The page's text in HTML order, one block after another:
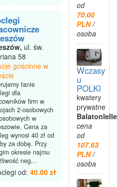
ul. św.
58
gościnne w
tanie
dla
firm w
2-osobowych
w
Cena za
wynosi 40 zł od
za dobę. Przy
okresie najmu
neg...
od: 40.00 zł
od
70.00
PLN/
osoba
Wczasy
u
POLKI
kwatery
prywatne
Balatonlelle
cena
od
107.63
PLN/
osoba